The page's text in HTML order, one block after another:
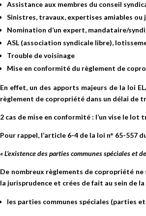
Assistance aux membres du conseil
Sinistres, travaux, expertises amiables ou
Nomination d’un expert, mandataire/
ASL (association syndicale libre),
Trouble de voisinage
Mise en conformité du règlement de
En effet, un des apports majeurs de la loi
règlement de copropriété dans un délai de
2 cas de mise en conformité : l’un vise le
Pour rappel, l’article 6-4 de la loi n° 65-557
« L’existence des parties communes spéciales
De nombreux règlements de copropriété
la jurisprudence et crées de fait au sein de
les parties communes spéciales (parties